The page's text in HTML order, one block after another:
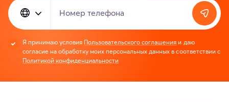
Номер телефона
Я принимаю условия Пользовательского соглашения и даю
согласие на обработку моих персональных данных в соответствии с
Политикой конфиденциальности